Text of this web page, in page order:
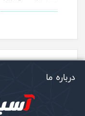
درباره ما